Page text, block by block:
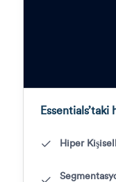
Essentials’taki
Hiper